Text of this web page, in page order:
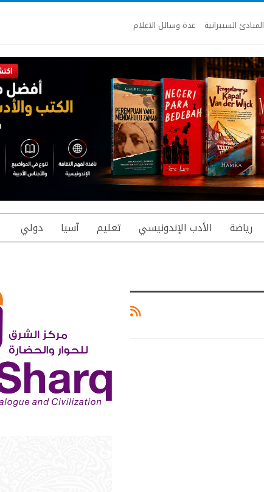
المبادئ السيبرانية عدة وسائل الاعلام
رياضة الأدب الإندونيسي تعليم آسيا دولي